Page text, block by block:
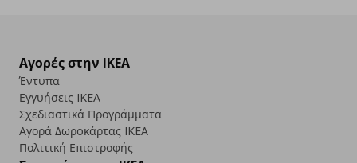
Αγορές στην IKEA
Έντυπα
Εγγυήσεις IKEA
Σχεδιαστικά Προγράμματα
Αγορά Δωρoκάρτας IKEA
Πολιτική Επιστροφής